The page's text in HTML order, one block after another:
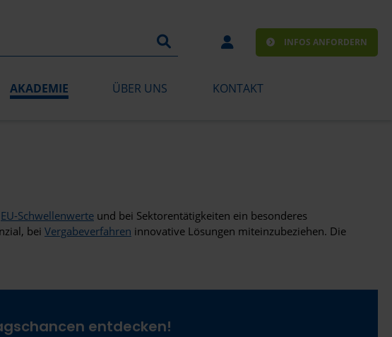
AKADEMIE ÜBER UNS KONTAKT
INFOS ANFORDERN
EU-Schwellenwerte und bei Sektorentätigkeiten ein besonderes
bei Vergabeverfahren innovative Lösungen miteinzubeziehen. Die
entdecken!